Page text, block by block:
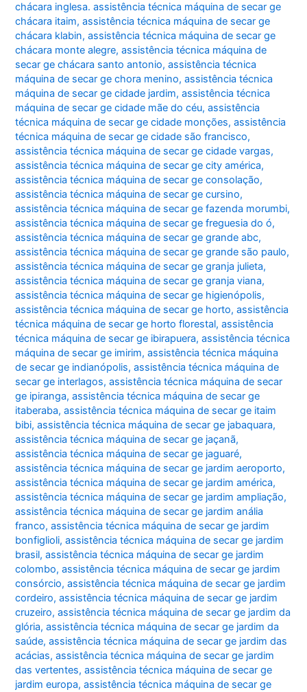
chácara inglesa. assistência técnica máquina de secar ge
chácara itaim,assistência técnica máquina de secar ge
chácara klabin,assistência técnica máquina de secar ge
chácara monte alegre,assistência técnica máquina de
secar ge chácara santo antonio,assistência técnica
máquina de secar ge chora menino,assistência técnica
máquina de secar ge cidade jardim,assistência técnica
máquina de secar ge cidade mãe do céu,assistência
técnica máquina de secar ge cidade monções,assistência
técnica máquina de secar ge cidade são francisco,
assistência técnica máquina de secar ge cidade vargas,
assistência técnica máquina de secar ge city américa,
assistência técnica máquina de secar ge consolação,
assistência técnica máquina de secar ge cursino,
assistência técnica máquina de secar ge fazenda morumbi,
assistência técnica máquina de secar ge freguesia do ó,
assistência técnica máquina de secar ge grande abc,
assistência técnica máquina de secar ge grande são paulo,
assistência técnica máquina de secar ge granja julieta,
assistência técnica máquina de secar ge granja viana,
assistência técnica máquina de secar ge higienópolis,
assistência técnica máquina de secar ge horto,assistência
técnica máquina de secar ge horto florestal,assistência
técnica máquina de secar ge ibirapuera,assistência técnica
máquina de secar ge imirim,assistência técnica máquina
de secar ge indianópolis,assistência técnica máquina de
secar ge interlagos,assistência técnica máquina de secar
ge ipiranga,assistência técnica máquina de secar ge
itaberaba,assistência técnica máquina de secar ge itaim
bibi,assistência técnica máquina de secar ge jabaquara,
assistência técnica máquina de secar ge jaçanã,
assistência técnica máquina de secar ge jaguaré,
assistência técnica máquina de secar ge jardim aeroporto,
assistência técnica máquina de secar ge jardim américa,
assistência técnica máquina de secar ge jardim ampliação,
assistência técnica máquina de secar ge jardim anália
franco,assistência técnica máquina de secar ge jardim
bonfiglioli,assistência técnica máquina de secar ge jardim
brasil,assistência técnica máquina de secar ge jardim
colombo,assistência técnica máquina de secar ge jardim
consórcio,assistência técnica máquina de secar ge jardim
cordeiro,assistência técnica máquina de secar ge jardim
cruzeiro,assistência técnica máquina de secar ge jardim da
glória,assistência técnica máquina de secar ge jardim da
saúde,assistência técnica máquina de secar ge jardim das
acácias,assistência técnica máquina de secar ge jardim
das vertentes,assistência técnica máquina de secar ge
jardim europa,assistência técnica máquina de secar ge